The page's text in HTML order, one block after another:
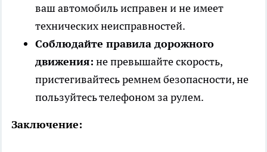
ваш автомобиль исправен и не имеет
технических неисправностей.
Соблюдайте правила дорожного
движения: не превышайте скорость,
пристегивайтесь ремнем безопасности, не
пользуйтесь телефоном за рулем.
Заключение: